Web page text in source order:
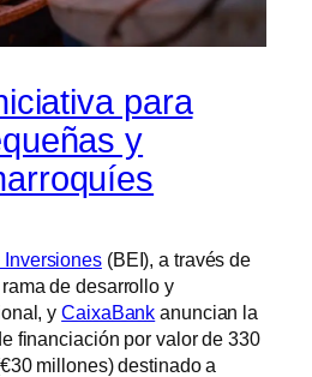
para
y
(BEI), a través de
de desarrollo y
yCaixaBank anuncian la
financiación por valor de 330
millones) destinado a